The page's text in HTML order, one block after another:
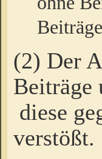
(2) Der
Beiträge
diese
verstößt.